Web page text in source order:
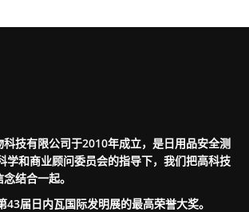
技有限公司于2010年成立，是日用品安全测
学和商业顾问委员会的指导下，我们把高科技
结合一起。
届日内瓦国际发明展的最高荣誉大奖。